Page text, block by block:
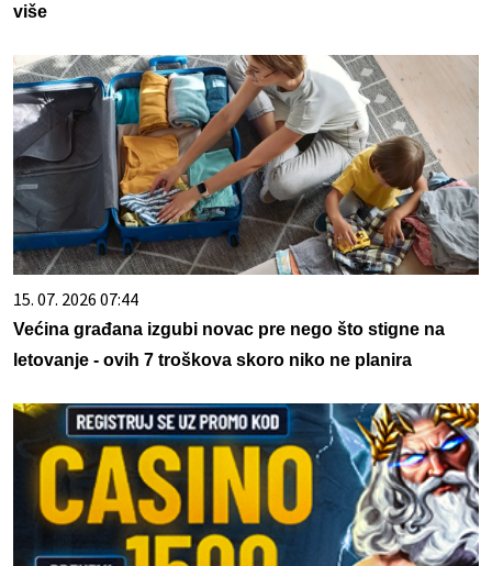
više
15. 07. 2026 07:44
Većina građana izgubi novac pre nego što stigne na
letovanje - ovih 7 troškova skoro niko ne planira